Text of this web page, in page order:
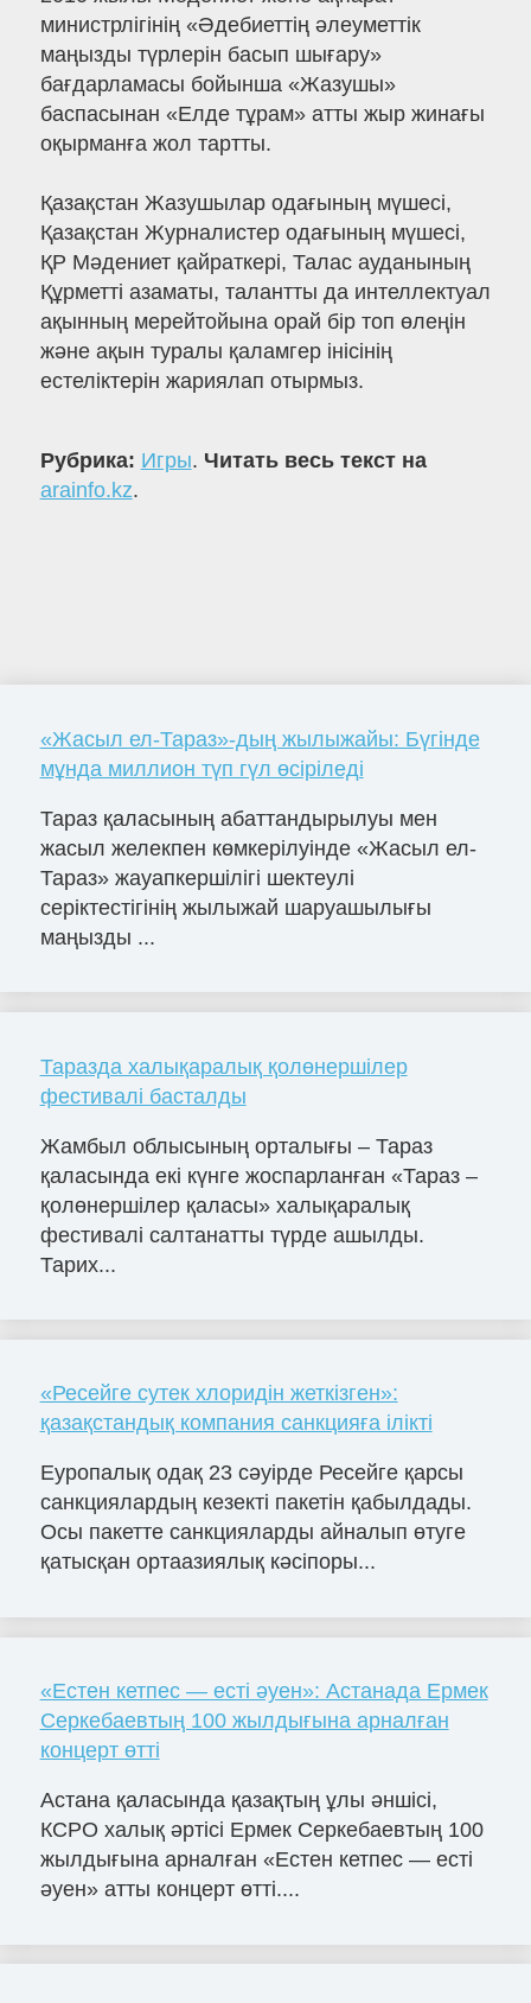
министрлігінің «Әдебиеттің әлеуметтік
маңызды түрлерін басып шығару»
бағдарламасы бойынша «Жазушы»
баспасынан «Елде тұрам» атты жыр жинағы
оқырманға жол тартты.
Қазақстан Жазушылар одағының мүшесі,
Қазақстан Журналистер одағының мүшесі,
ҚР Мәдениет қайраткері, Талас ауданының
Құрметті азаматы, талантты да интеллектуал
ақынның мерейтойына орай бір топ өлеңін
және ақын туралы қаламгер інісінің
естеліктерін жариялап отырмыз.
Рубрика: Игры. Читать весь текст на
arainfo.kz.
«Жасыл ел-Тараз»-дың жылыжайы: Бүгінде
мұнда миллион түп гүл өсіріледі
Тараз қаласының абаттандырылуы мен
жасыл желекпен көмкерілуінде «Жасыл ел-
Тараз» жауапкершілігі шектеулі
серіктестігінің жылыжай шаруашылығы
маңызды ...
Таразда халықаралық қолөнершілер
фестивалі басталды
Жамбыл облысының орталығы – Тараз
қаласында екі күнге жоспарланған «Тараз –
қолөнершілер қаласы» халықаралық
фестивалі салтанатты түрде ашылды.
Тарих...
«Ресейге сутек хлоридін жеткізген»:
қазақстандық компания санкцияға ілікті
Еуропалық одақ 23 сәуірде Ресейге қарсы
санкциялардың кезекті пакетін қабылдады.
Осы пакетте санкцияларды айналып өтуге
қатысқан ортаазиялық кәсіпоры...
«Естен кетпес — есті әуен»: Астанада Ермек
Серкебаевтың 100 жылдығына арналған
концерт өтті
Астана қаласында қазақтың ұлы әншісі,
КСРО халық әртісі Ермек Серкебаевтың 100
жылдығына арналған «Естен кетпес — есті
әуен» атты концерт өтті....